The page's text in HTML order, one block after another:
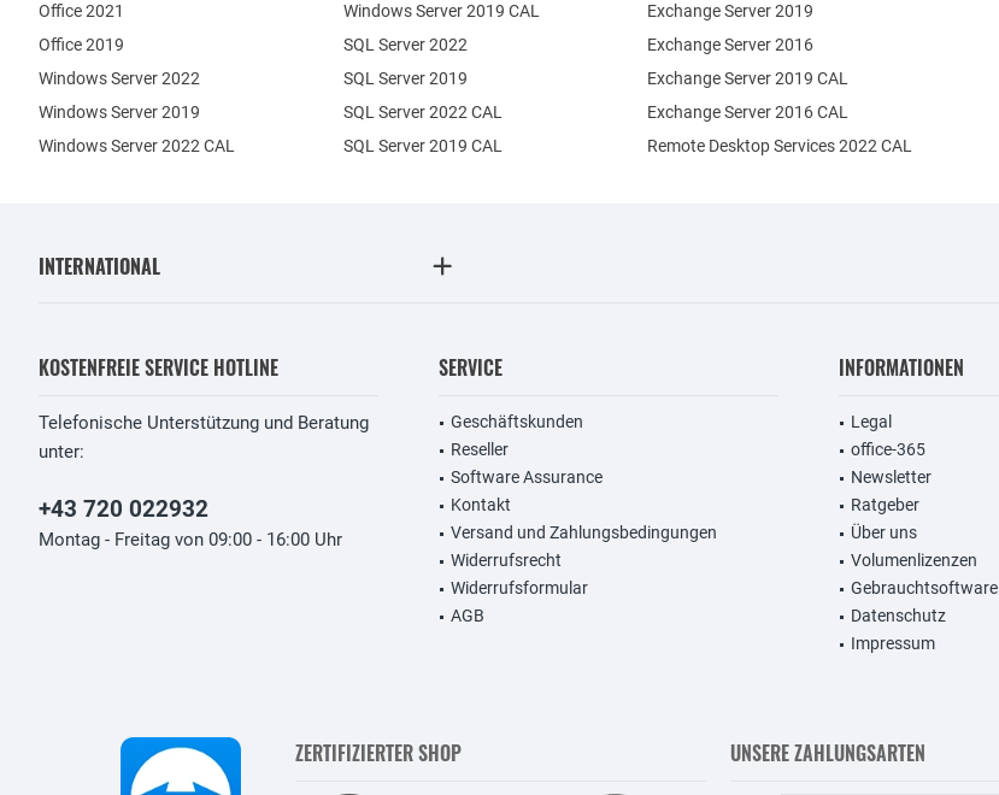
Office 2021
Office 2019
Windows Server 2022
Windows Server 2019
Exchange Server 2019
Exchange Server 2016
SQL Server 2022
SQL Server 2019
Windows Server 2022 CAL
Windows Server 2019 CAL
SQL Server 2022 CAL
SQL Server 2019 CAL
Remote Desktop Services 2022 CAL
Exchange Server 2019 CAL
Exchange Server 2016 CAL
INTERNATIONAL
KOSTENFREIE SERVICE HOTLINE
Telefonische Unterstützung und Beratung
unter:
+43 720 022932
Montag - Freitag von 09:00 - 16:00 Uhr
SERVICE
Geschäftskunden
Reseller
Software Assurance
Kontakt
Versand und Zahlungsbedingungen
Widerrufsrecht
Widerrufsformular
AGB
INFORMATIONEN
Legal
office-365
Newsletter
Ratgeber
Über uns
Volumenlizenzen
Gebrauchtsoftware
Datenschutz
Impressum
ZERTIFIZIERTER SHOP UNSERE ZAHLUNGSARTEN